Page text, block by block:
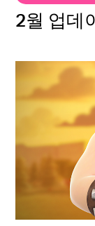
2월 업데